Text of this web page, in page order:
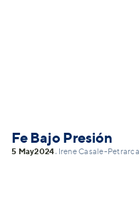
Fe Bajo Presión
5 May2024• Irene Casale-Petrarca